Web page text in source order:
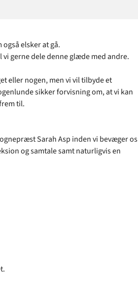
elsker at gå.
gerne dele denne glæde med andre.
eller nogen, men vi vil tilbyde et
sikker forvisning om, at vi kan
til.
Sarah Asp inden vi bevæger os
og samtale samt naturligvis en